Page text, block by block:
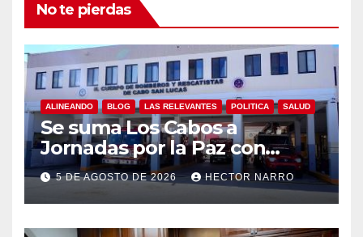
No te pierdas
ALINEANDO BLOG LAS RELEVANTES POLITICA SALUD
Se suma Los Cabos a
Jornadas por la Paz con
capacitación en primeros
auxilios para jóvenes
5 DE AGOSTO DE 2026 HECTOR NARRO